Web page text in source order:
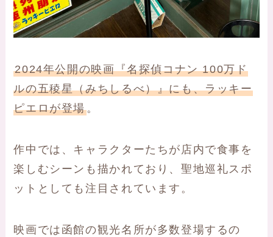
2024年公開の映画『名探偵コナン 100万ド
ルの五稜星（みちしるべ）』にも、ラッキー
ピエロが登場。
作中では、キャラクターたちが店内で食事を
楽しむシーンも描かれており、聖地巡礼スポ
ットとしても注目されています。
映画では函館の観光名所が多数登場するの